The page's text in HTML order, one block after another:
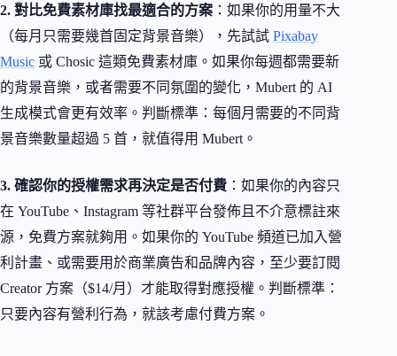
2. 對比免費素材庫找最適合的方案 ：如果你的用量不大
（每月只需要幾首固定背景音樂），先試試 Pixabay
Music 或 Chosic 這類免費素材庫。如果你每週都需要新
的背景音樂，或者需要不同氛圍的變化，Mubert 的 AI
生成模式會更有效率。判斷標準：每個月需要的不同背
景音樂數量超過 5 首，就值得用 Mubert。
3. 確認你的授權需求再決定是否付費 ：如果你的內容只
在 YouTube、Instagram 等社群平台發佈且不介意標註來
源，免費方案就夠用。如果你的 YouTube 頻道已加入營
利計畫、或需要用於商業廣告和品牌內容，至少要訂閱
Creator 方案（$14/月）才能取得對應授權。判斷標準：
只要內容有營利行為，就該考慮付費方案。